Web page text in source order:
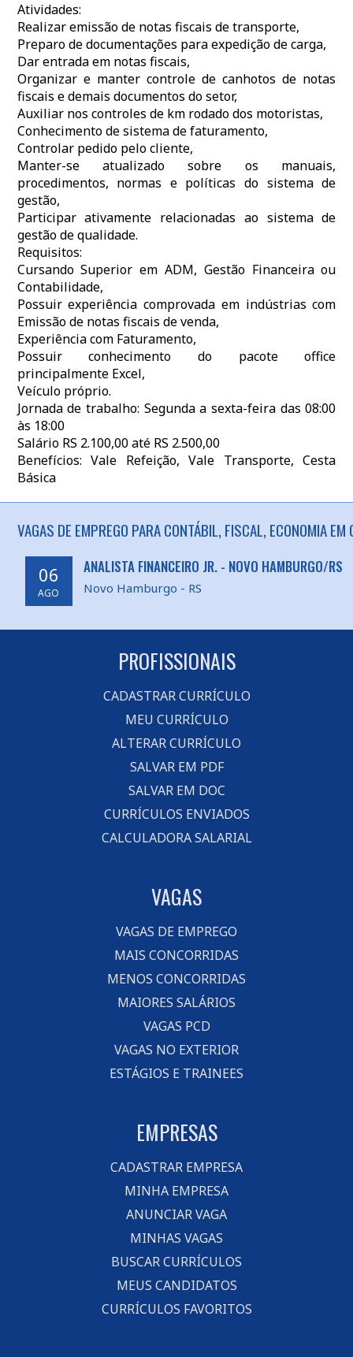
Atividades:
Realizar emissão de notas fiscais de transporte,
Preparo de documentações para expedição de carga,
Dar entrada em notas fiscais,
Organizar e manter controle de canhotos de notas
fiscais e demais documentos do setor,
Auxiliar nos controles de km rodado dos motoristas,
Conhecimento de sistema de faturamento,
Controlar pedido pelo cliente,
Manter-se atualizado sobre os manuais,
procedimentos, normas e políticas do sistema de
gestão,
Participar ativamente relacionadas ao sistema de
gestão de qualidade.
Requisitos:
Cursando Superior em ADM, Gestão Financeira ou
Contabilidade,
Possuir experiência comprovada em indústrias com
Emissão de notas fiscais de venda,
Experiência com Faturamento,
Possuir conhecimento do pacote office
principalmente Excel,
Veículo próprio.
Jornada de trabalho: Segunda a sexta-feira das 08:00
às 18:00
Salário RS 2.100,00 até RS 2.500,00
Benefícios: Vale Refeição, Vale Transporte, Cesta
Básica
VAGAS DE EMPREGO PARA CONTÁBIL, FISCAL, ECONOMIA EM
06
AGO
ANALISTA FINANCEIRO JR. - NOVO HAMBURGO/RS
Novo Hamburgo - RS
PROFISSIONAIS
CADASTRAR CURRÍCULO
MEU CURRÍCULO
ALTERAR CURRÍCULO
SALVAR EM PDF
SALVAR EM DOC
CURRÍCULOS ENVIADOS
CALCULADORA SALARIAL
VAGAS
VAGAS DE EMPREGO
MAIS CONCORRIDAS
MENOS CONCORRIDAS
MAIORES SALÁRIOS
VAGAS PCD
VAGAS NO EXTERIOR
ESTÁGIOS E TRAINEES
EMPRESAS
CADASTRAR EMPRESA
MINHA EMPRESA
ANUNCIAR VAGA
MINHAS VAGAS
BUSCAR CURRÍCULOS
MEUS CANDIDATOS
CURRÍCULOS FAVORITOS